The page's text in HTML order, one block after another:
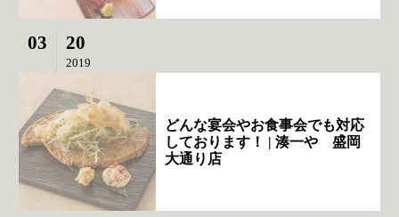
03 20
2019
どんな宴会やお食事会でも対応
しております！ | 湊一や 盛岡
大通り店